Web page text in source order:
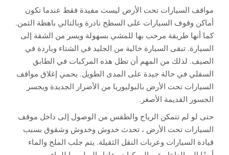
مواقف السيارات تحت الأرض ليست مفيدة فقط عندما تكون
أماكن وقوف السيارات على السطح نادرة وبالتالي باهظة الثمن.
كما أنها طريقة مرحب بها للمشي بسهولة ويسر من الشقة إلى
السيارة. تبقى السيارة خالية من الجليد في الشتاء وباردة في
الصيف. لذلك من المهم أن تظل هذه المركبات في الطابق
السفلي في حالة جيدة على المدى الطويل. يحمي إغلاق مواقف
السيارات تحت الأرض بالبوليوريا من الأضرار الجديدة ويجسر
الجسور القديمة الأصغر.
حتى لو لم تتمكن الرياح والطقس من الوصول إلى داخل موقف
السيارات تحت الأرض ، تحدث خدوش وخدوش وشقوق بسبب
قيادة السيارات وعربات النقل الثقيلة. يتم جلب الملح والماء